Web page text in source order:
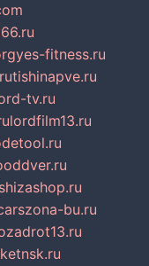
yes-fitness.ru
tishinapve.ru
tv.ru
lordfilm13.ru
bu.ru